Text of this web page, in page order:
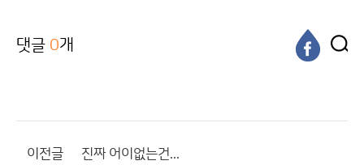
댓글 0개
이전글 진짜 어이없는건...